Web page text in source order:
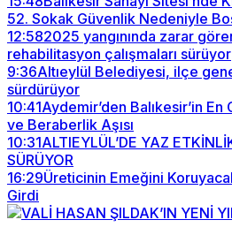
52. Sokak Güvenlik Nedeniyle
12:582025 yangınında zarar
rehabilitasyon çalışmaları sürüyor
9:36Altıeylül Belediyesi, ilçe
sürdürüyor
10:41Aydemir’den Balıkesir’in
ve Beraberlik Aşısı
10:31ALTIEYLÜL’DE YAZ
SÜRÜYOR
16:29Üreticinin Emeğini
Girdi